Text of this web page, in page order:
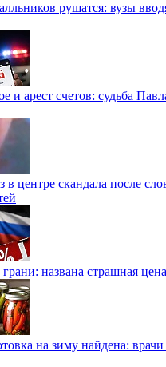
рушатся: вузы
и арест счетов: судьба
в центре скандала после
названа страшная
на зиму найдена: